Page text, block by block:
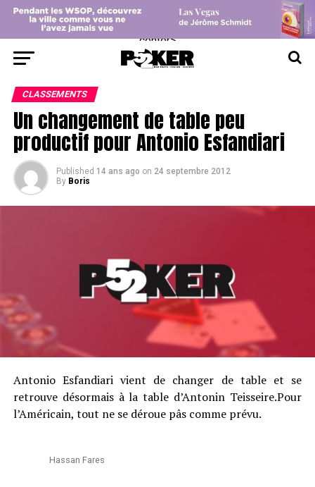
center>
CLASSEMENTS
Un changement de table peu
productif pour Antonio Esfandiari
Published 14 ans ago on 24 septembre 2012
By Boris
Antonio Esfandiari vient de changer de table et se
retrouve désormais à la table d’Antonin Teisseire.Pour
l’Américain, tout ne se déroue pâs comme prévu.
Hassan Fares